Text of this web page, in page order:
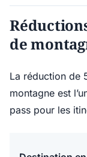
de
La réduction de
montagne est
pass pour les